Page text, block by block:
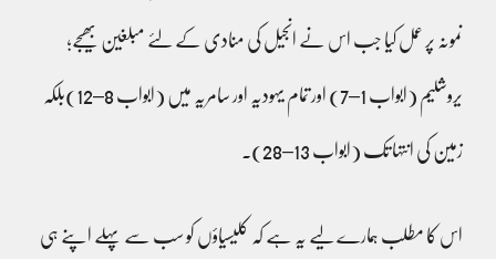
نمونہ پر عمل کیا جب اس نے انجیل کی منادی کے لئے مبلغین بھیجے؛
یروشلیم (ابواب 1–7) اور تمام یہودیہ اور سامریہ میں (ابواب 8–12)بلکہ
زمین کی انتہا تک (ابواب 13–28)۔
اس کا مطلب ہمارے لیے یہ ہے کہ کلیسیاؤں کو سب سے پہلے اپنے ہی